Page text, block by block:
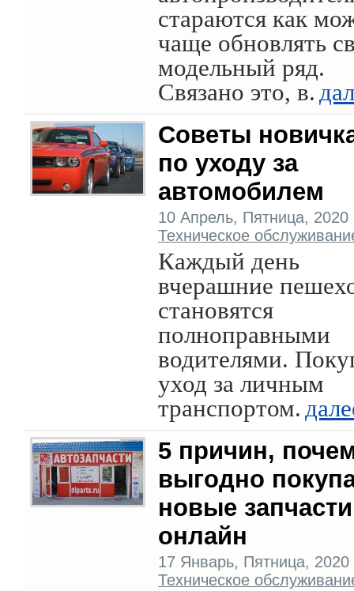
стараются как
чаще обновлять
модельный ряд.
Связано это, в.
Советы
по уходу за
автомобилем
10 Апрель, Пятница, 2020
Техническое
Каждый день
вчерашние
становятся
полноправными
водителями.
уход за личным
транспортом.
5 причин,
выгодно
новые запчасти
онлайн
17 Январь, Пятница, 2020
Техническое